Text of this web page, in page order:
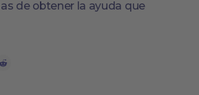
de obtener la ayuda que